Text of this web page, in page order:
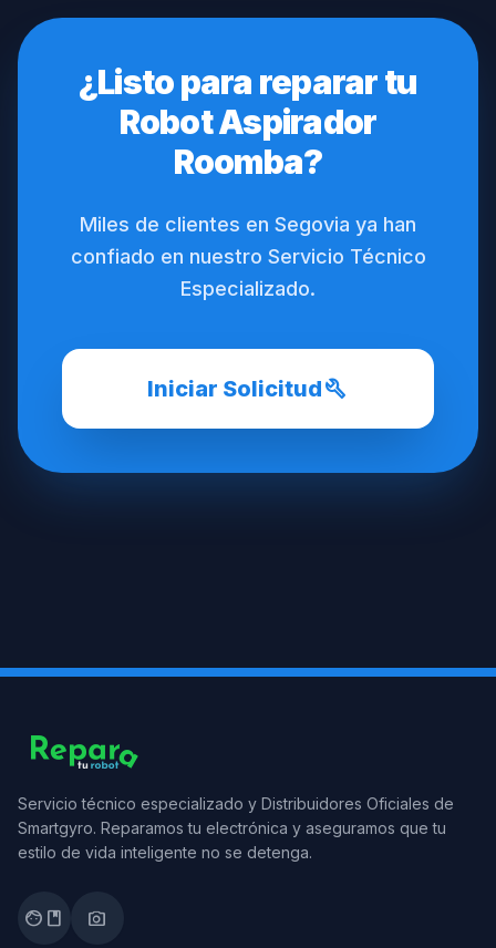
¿Listo para reparar tu
Robot Aspirador
Roomba?
Miles de clientes en Segovia ya han
confiado en nuestro Servicio Técnico
Especializado.
Iniciar Solicitudbuild
Servicio técnico especializado y Distribuidores Oficiales de
Smartgyro. Reparamos tu electrónica y aseguramos que tu
estilo de vida inteligente no se detenga.
facebook photo_camera